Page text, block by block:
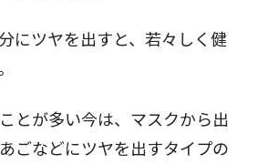
にツヤを出すと、若々しく健
とが多い今は、マスクから出
ごなどにツヤを出すタイプの